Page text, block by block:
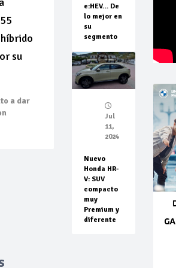
su
a dar
e:HEV… De
lo mejor en
su
segmento
Jul
11,
2024
Nuevo
Honda HR-
V: SUV
compacto
muy
Premium y
diferente